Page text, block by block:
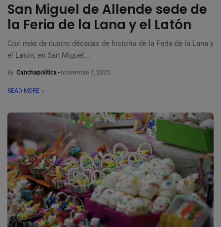
San Miguel de Allende sede de
la Feria de la Lana y el Latón
Con más de cuatro décadas de historia de la Feria de la Lana y
el Latón, en San Miguel...
By Canchapolitica noviembre 7, 2025
READ MORE